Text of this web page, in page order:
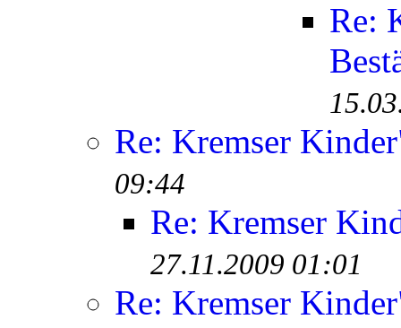
Re:
Re: Kremser
09:44
Re: Kremser
27.11.2009 01:01
Re: Kremser